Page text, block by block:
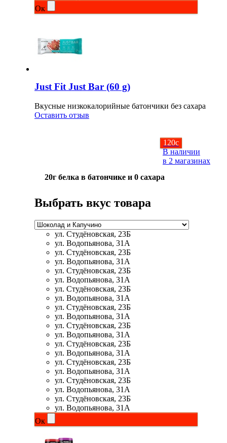
Снеки и шоколад
Соусы и Топпинги
Распродажа NOW
Ок
120c
В наличии
в 2 магазинах
Just Fit Just Bar (60 g)
Вкусные низкокалорийные батончики без сахара
Оставить отзыв
20г белка в батончике и 0 сахара
Выбрать вкус товара
ул. Студёновская, 23Б
ул. Водопьянова, 31А
ул. Студёновская, 23Б
ул. Водопьянова, 31А
ул. Студёновская, 23Б
ул. Водопьянова, 31А
ул. Студёновская, 23Б
ул. Водопьянова, 31А
ул. Студёновская, 23Б
ул. Водопьянова, 31А
ул. Студёновская, 23Б
ул. Водопьянова, 31А
ул. Студёновская, 23Б
ул. Водопьянова, 31А
ул. Студёновская, 23Б
ул. Водопьянова, 31А
ул. Студёновская, 23Б
ул. Водопьянова, 31А
ул. Студёновская, 23Б
ул. Водопьянова, 31А
Ок